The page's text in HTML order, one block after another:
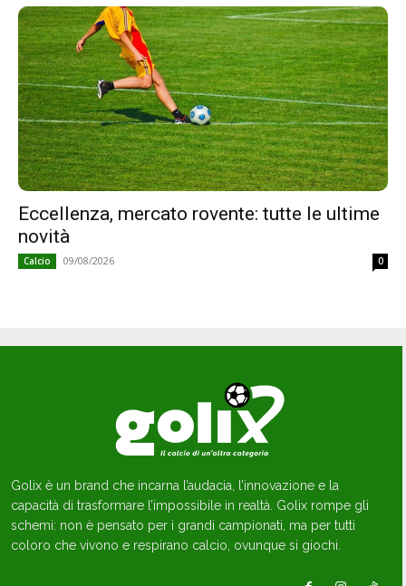
Eccellenza, mercato rovente: tutte le ultime
novità
Calcio 09/08/2026 0
Golix è un brand che incarna l’audacia, l’innovazione e la
capacità di trasformare l’impossibile in realtà. Golix rompe gli
schemi: non è pensato per i grandi campionati, ma per tutti
coloro che vivono e respirano calcio, ovunque si giochi.